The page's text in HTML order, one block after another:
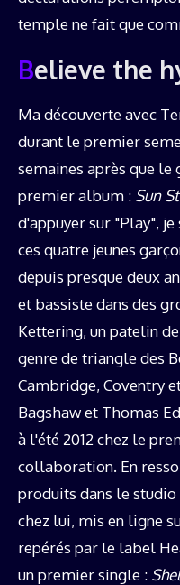
temple ne fait que
Believe the
Ma découverte avec
durant le premier
semaines après que le
premier album : Sun
d'appuyer sur "Play",
ces quatre jeunes
depuis presque deux
et bassiste dans des
Kettering, un patelin
genre de triangle des
Cambridge, Coventry
Bagshaw et Thomas
à l'été 2012 chez le
collaboration. En
produits dans le
chez lui, mis en ligne
repérés par le label
un premier single :